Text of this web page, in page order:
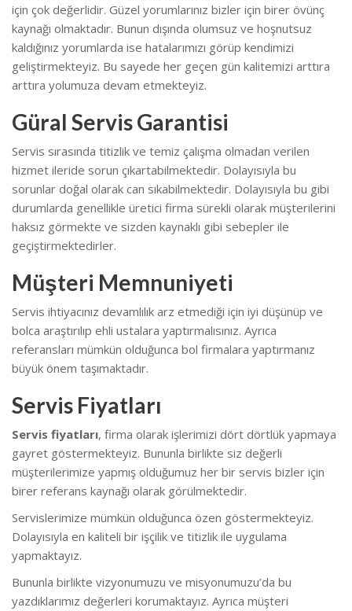
için çok değerlidir. Güzel yorumlarınız bizler için birer övünç
kaynağı olmaktadır. Bunun dışında olumsuz ve hoşnutsuz
kaldığınız yorumlarda ise hatalarımızı görüp kendimizi
geliştirmekteyiz. Bu sayede her geçen gün kalitemizi arttıra
arttıra yolumuza devam etmekteyiz.
Güral Servis Garantisi
Servis sırasında titizlik ve temiz çalışma olmadan verilen
hizmet ileride sorun çıkartabilmektedir. Dolayısıyla bu
sorunlar doğal olarak can sıkabilmektedir. Dolayısıyla bu gibi
durumlarda genellikle üretici firma sürekli olarak müşterilerini
haksız görmekte ve sizden kaynaklı gibi sebepler ile
geçiştirmektedirler.
Müşteri Memnuniyeti
Servis ihtiyacınız devamlılık arz etmediği için iyi düşünüp ve
bolca araştırılıp ehli ustalara yaptırmalısınız. Ayrıca
referansları mümkün olduğunca bol firmalara yaptırmanız
büyük önem taşımaktadır.
Servis Fiyatları
Servis fiyatları, firma olarak işlerimizi dört dörtlük yapmaya
gayret göstermekteyiz. Bununla birlikte siz değerli
müşterilerimize yapmış olduğumuz her bir servis bizler için
birer referans kaynağı olarak görülmektedir.
Servislerimize mümkün olduğunca özen göstermekteyiz.
Dolayısıyla en kaliteli bir işçilik ve titizlik ile uygulama
yapmaktayız.
Bununla birlikte vizyonumuzu ve misyonumuzu’da bu
yazdıklarımız değerleri korumaktayız. Ayrıca müşteri